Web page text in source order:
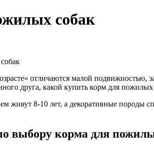
собак
отличаются малой подвижностью,
друга, какой купить корм для пожилых
живут 8-10 лет, а декоративные породы
выбору корма для